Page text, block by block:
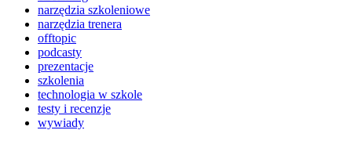
narzędzia szkoleniowe
narzędzia trenera
offtopic
podcasty
prezentacje
szkolenia
technologia w szkole
testy i recenzje
wywiady